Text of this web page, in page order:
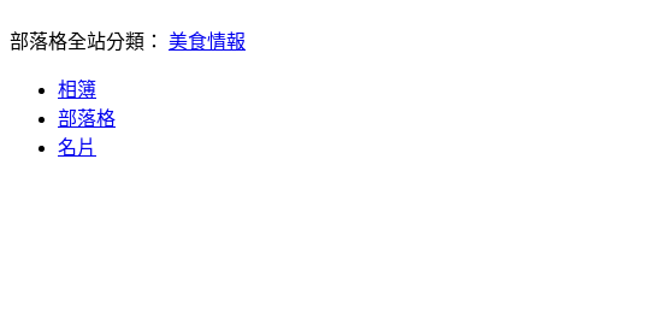
部落格全站分類： 美食情報
相簿
部落格
名片